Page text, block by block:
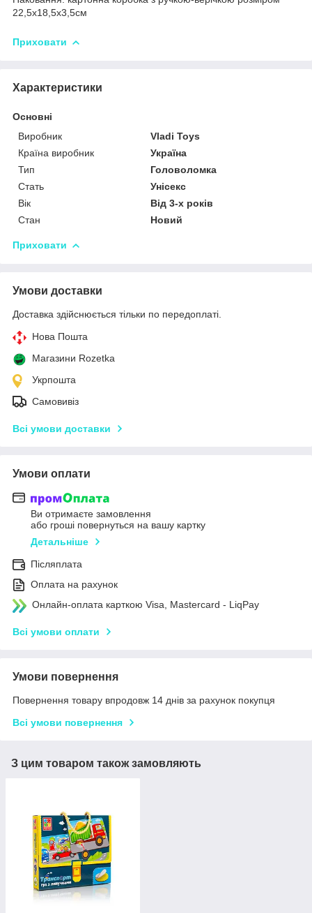
22,5х18,5х3,5см
Приховати
Характеристики
Основні
Виробник
Vladi Toys
Країна виробник
Україна
Тип
Головоломка
Стать
Унісекс
Вік
Від 3-х років
Стан
Новий
Приховати
Умови доставки
Доставка здійснюється тільки по передоплаті.
Нова Пошта
Магазини Rozetka
Укрпошта
Самовивіз
Всі умови доставки
Умови оплати
Ви отримаєте замовлення
або гроші повернуться на вашу картку
Детальніше
Післяплата
Оплата на рахунок
Онлайн-оплата карткою Visa, Mastercard - LiqPay
Всі умови оплати
Умови повернення
Повернення товару впродовж 14 днів за рахунок покупця
Всі умови повернення
З цим товаром також замовляють